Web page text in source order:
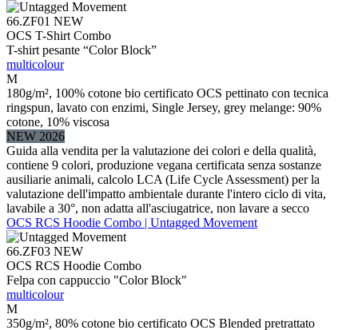
66.ZF01 NEW
OCS T-Shirt Combo
T-shirt pesante “Color Block”
multicolour
M
180g/m², 100% cotone bio certificato OCS pettinato con tecnica
ringspun, lavato con enzimi, Single Jersey, grey melange: 90%
cotone, 10% viscosa
NEW 2026
Guida alla vendita per la valutazione dei colori e della qualità,
contiene 9 colori, produzione vegana certificata senza sostanze
ausiliarie animali, calcolo LCA (Life Cycle Assessment) per la
valutazione dell'impatto ambientale durante l'intero ciclo di vita,
lavabile a 30°, non adatta all'asciugatrice, non lavare a secco
OCS RCS Hoodie Combo | Untagged Movement
66.ZF03 NEW
OCS RCS Hoodie Combo
Felpa con cappuccio "Color Block"
multicolour
M
350g/m², 80% cotone bio certificato OCS Blended pretrattato